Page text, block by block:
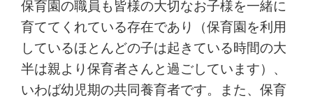
保育園の職員も皆様の大切なお子様を一緒に
育ててくれている存在であり（保育園を利用
しているほとんどの子は起きている時間の大
半は親より保育者さんと過ごしています）、
いわば幼児期の共同養育者です。また、保育